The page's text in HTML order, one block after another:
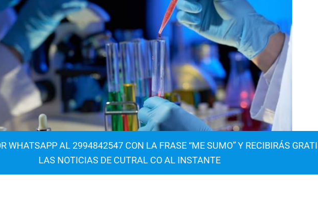
WHATSAPP AL 2994842547 CON LA FRASE “ME SUMO” Y RECIBIRÁS
LAS NOTICIAS DE CUTRAL CO AL INSTANTE